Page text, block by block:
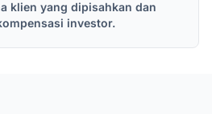
klien yang dipisahkan dan
investor.